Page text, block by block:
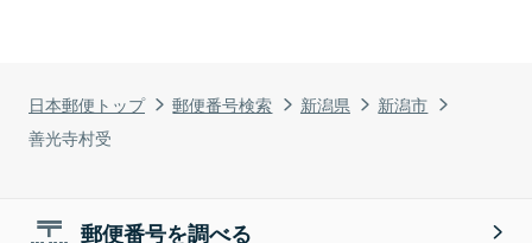
日本郵便トップ 郵便番号検索 新潟県
新潟市
善光寺村受
郵便番号を調べる